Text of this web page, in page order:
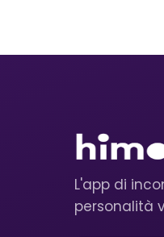
L'app di
personalità